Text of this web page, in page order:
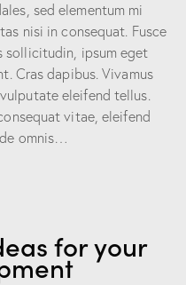
sed elementum mi
nisi in consequat. Fusce
sollicitudin, ipsum eget
Cras dapibus. Vivamus
eleifend tellus.
vitae, eleifend
omnis…
for your